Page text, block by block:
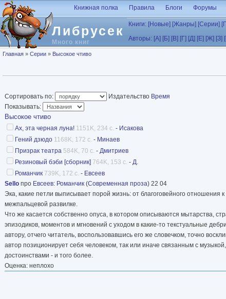
Перейти к основному содержанию
Либрусек
Много книг
Книжная полка Правила Блоги Форумы
Книги: [Новые] [Жанры] [Серии]
Авторы: [А] [Б] [В] [Г] [Д] [Е] [Ж] [З]
Вы здесь
Главная » Серии » Высокое чтиво
Сортировать по: Издательство Время
Показывать:
Высокое чтиво
Ах, эта черная луна! 1151K, 234 с. - Исакова
Гений дзюдо 1168K, 172 с. - Минаев
Призрак театра 584K, 70 с. - Дмитриев
Резиновый бэби [сборник] 764K, 153 с. - Д.
Романчик 739K, 172 с. - Евсеев
Sello про Евсеев: Романчик (Современная проза) 22 04
Эка, какие петли выписывает порой жизнь: от благоговейного
межпальцевой развилке.
Что же касается собственно опуса, в котором описываются мытарства,
эпизодиков, моментов и мгновений с уходом в какие-то текстуальные
автору, отчего читатель, воспользовавшись его же словечком, точно
автор позиционирует себя человеком, так или иначе связанным с
достоинствами - и того более.
Оценка: неплохо